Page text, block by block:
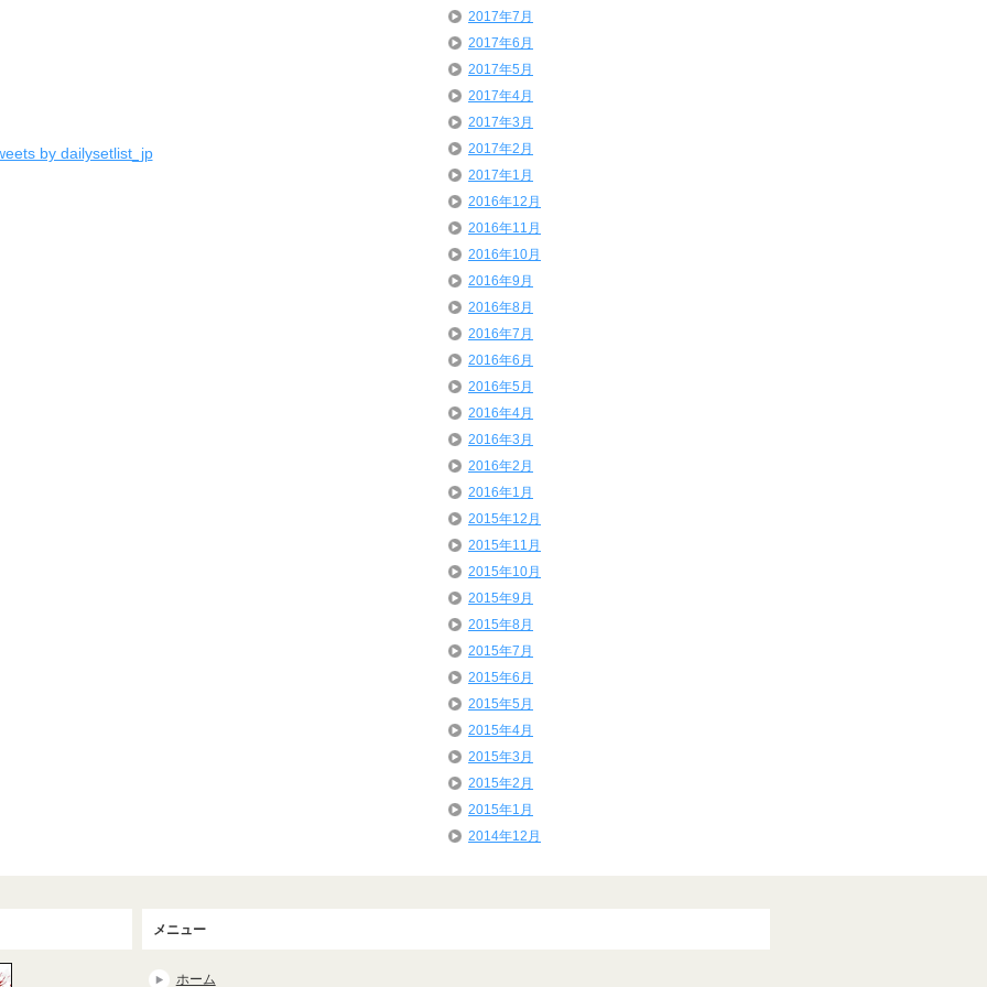
by dailysetlist_jp
2017年7月
2017年6月
2017年5月
2017年4月
2017年3月
2017年2月
2017年1月
2016年12月
2016年11月
2016年10月
2016年9月
2016年8月
2016年7月
2016年6月
2016年5月
2016年4月
2016年3月
2016年2月
2016年1月
2015年12月
2015年11月
2015年10月
2015年9月
2015年8月
2015年7月
2015年6月
2015年5月
2015年4月
2015年3月
2015年2月
2015年1月
2014年12月
メニュー
ホーム